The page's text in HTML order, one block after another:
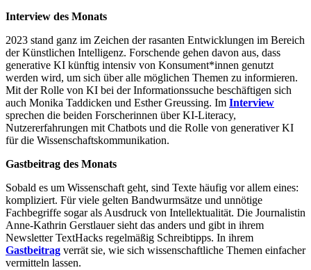
Interview des Monats
2023 stand ganz im Zeichen der rasanten Entwicklungen im Bereich
der Künstlichen Intelligenz. Forschende gehen davon aus, dass
generative KI künftig intensiv von Konsument*innen genutzt
werden wird, um sich über alle möglichen Themen zu informieren.
Mit der Rolle von KI bei der Informationssuche beschäftigen sich
auch Monika Taddicken und Esther Greussing. Im Interview
sprechen die beiden Forscherinnen über KI-Literacy,
Nutzererfahrungen mit Chatbots und die Rolle von generativer KI
für die Wissenschaftskommunikation.
Gastbeitrag des Monats
Sobald es um Wissenschaft geht, sind Texte häufig vor allem eines:
kompliziert. Für viele gelten Bandwurmsätze und unnötige
Fachbegriffe sogar als Ausdruck von Intellektualität. Die Journalistin
Anne-Kathrin Gerstlauer sieht das anders und gibt in ihrem
Newsletter TextHacks regelmäßig Schreibtipps. In ihrem
Gastbeitrag verrät sie, wie sich wissenschaftliche Themen einfacher
vermitteln lassen.